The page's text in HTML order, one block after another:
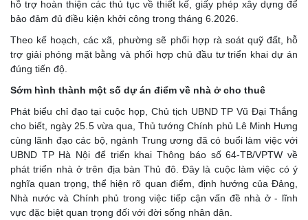
hỗ trợ hoàn thiện các thủ tục về thiết kế, giấy phép xây dựng để
bảo đảm đủ điều kiện khởi công trong tháng 6.2026.
Theo kế hoạch, các xã, phường sẽ phối hợp rà soát quỹ đất, hỗ
trợ giải phóng mặt bằng và phối hợp chủ đầu tư triển khai dự án
đúng tiến độ.
Sớm hình thành một số dự án điểm về nhà ở cho thuê
Phát biểu chỉ đạo tại cuộc họp, Chủ tịch UBND TP Vũ Đại Thắng
cho biết, ngày 25.5 vừa qua, Thủ tướng Chính phủ Lê Minh Hưng
cùng lãnh đạo các bộ, ngành Trung ương đã có buổi làm việc với
UBND TP Hà Nội để triển khai Thông báo số 64-TB/VPTW về
phát triển nhà ở trên địa bàn Thủ đô. Đây là cuộc làm việc có ý
nghĩa quan trọng, thể hiện rõ quan điểm, định hướng của Đảng,
Nhà nước và Chính phủ trong việc tiếp cận vấn đề nhà ở - lĩnh
vực đặc biệt quan trọng đối với đời sống nhân dân.